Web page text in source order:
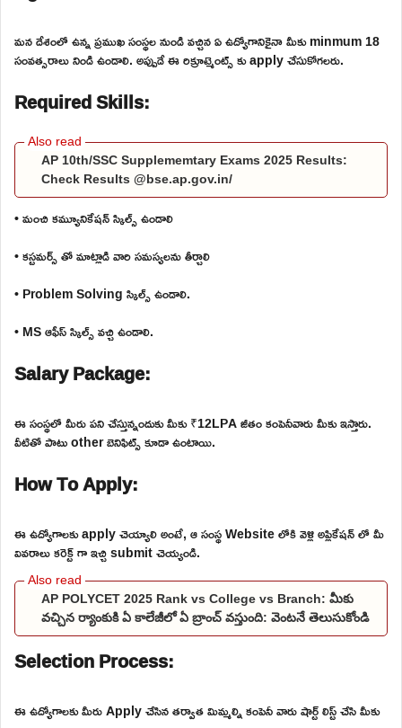
మన దేశంలో ఉన్న ప్రముఖ సంస్థల నుండి వచ్చిన ఏ ఉద్యోగానికైనా మీకు minmum 18
సంవత్సరాలు నిండి ఉండాలి. అప్పుడే ఈ రిక్రూట్మెంట్స్ కు apply చేసుకోగలరు.
Required Skills:
AP 10th/SSC Supplememtary Exams 2025 Results:
Check Results @bse.ap.gov.in/
• మంచి కమ్యూనికేషన్ స్కిల్స్ ఉండాలి
• కస్టమర్స్ తో మాట్లాడి వారి సమస్యలను తీర్చాలి
• Problem Solving స్కిల్స్ ఉండాలి.
• MS ఆఫీస్ స్కిల్స్ వచ్చి ఉండాలి.
Salary Package:
ఈ సంస్థలో మీరు పని చేస్తున్నందుకు మీకు ₹12LPA జీతం కంపెనీవారు మీకు ఇస్తారు.
వీటితో పాటు other బెనిఫిట్స్ కూడా ఉంటాయి.
How To Apply:
ఈ ఉద్యోగాలకు apply చెయ్యాలి అంటే, ఆ సంస్థ Website లోకి వెళ్లి అప్లికేషన్ లో మీ
వివరాలు కరెక్ట్ గా ఇచ్చి submit చెయ్యండి.
AP POLYCET 2025 Rank vs College vs Branch: మీకు
వచ్చిన ర్యాంకుకి ఏ కాలేజీలో ఏ బ్రాంచ్ వస్తుంది: వెంటనే తెలుసుకోండి
Selection Process:
ఈ ఉద్యోగాలకు మీరు Apply చేసిన తర్వాత మిమ్మల్ని కంపెనీ వారు షార్ట్ లిస్ట్ చేసి మీకు